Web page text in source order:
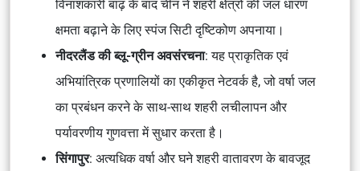
विनाशकारी बाढ़ के बाद चीन ने शहरी क्षेत्रों की जल धारण
क्षमता बढ़ाने के लिए स्पंज सिटी दृष्टिकोण अपनाया।
नीदरलैंड की ब्लू-ग्रीन अवसंरचना: यह प्राकृतिक एवं
अभियांत्रिक प्रणालियों का एकीकृत नेटवर्क है, जो वर्षा जल
का प्रबंधन करने के साथ-साथ शहरी लचीलापन और
पर्यावरणीय गुणवत्ता में सुधार करता है।
सिंगापुर: अत्यधिक वर्षा और घने शहरी वातावरण के बावजूद